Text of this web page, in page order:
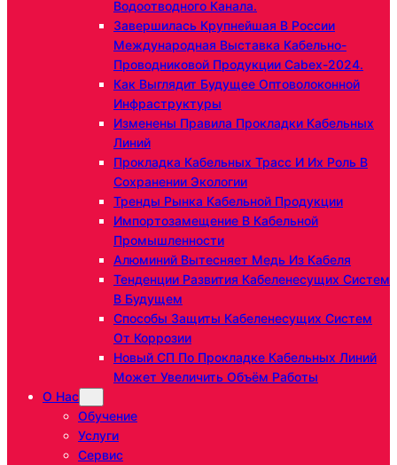
Водоотводного Канала.
Завершилась Крупнейшая В России
Международная Выставка Кабельно-
Проводниковой Продукции Cabex-2024.
Как Выглядит Будущее Оптоволоконной
Инфраструктуры
Изменены Правила Прокладки Кабельных
Линий
Прокладка Кабельных Трасс И Их Роль В
Сохранении Экологии
Тренды Рынка Кабельной Продукции
Импортозамещение В Кабельной
Промышленности
Алюминий Вытесняет Медь Из Кабеля
Тенденции Развития Кабеленесущих Систем
В Будущем
Способы Защиты Кабеленесущих Систем
От Коррозии
Новый СП По Прокладке Кабельных Линий
Может Увеличить Объём Работы
О Нас
Обучение
Услуги
Сервис